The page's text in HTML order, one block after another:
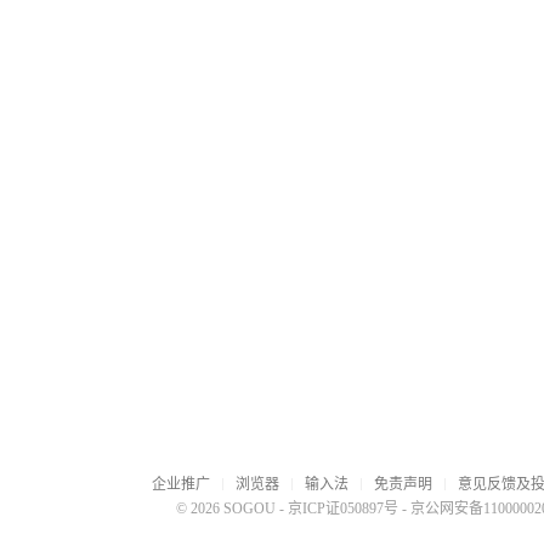
企业推广 浏览器 输入法 免责声明
意见反馈及
© 2026 SOGOU - 京ICP证050897号 - 京公网安备